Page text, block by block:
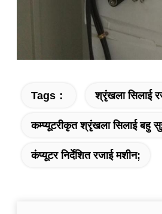
Tags： श्रृंखला सिलाई
कम्प्यूटरीकृत श्रृंखला सिलाई बहु
कंप्यूटर निर्देशित रजाई मशीन;